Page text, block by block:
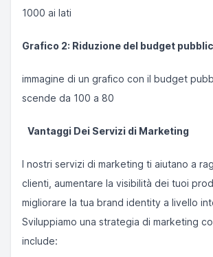
1000 ai lati
Grafico 2: Riduzione del budget
immagine di un grafico con il budget
scende da 100 a 80
Vantaggi Dei Servizi di Marketing
I nostri servizi di marketing ti aiutano a
clienti, aumentare la visibilità dei tuoi
migliorare la tua brand identity a livello
Sviluppiamo una strategia di marketing
include: